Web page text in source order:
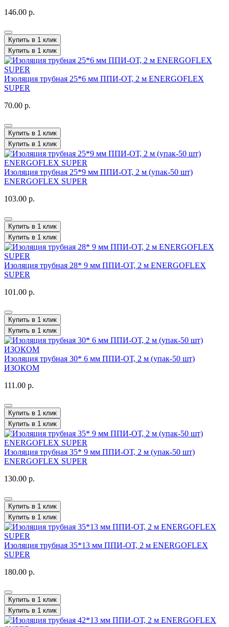
146.00 р.
Купить в 1 клик
Купить в 1 клик
Изоляция трубная 25*6 мм ППИ-ОТ, 2 м ENERGOFLEX
SUPER
70.00 р.
Купить в 1 клик
Купить в 1 клик
Изоляция трубная 25*9 мм ППИ-ОТ, 2 м (упак-50 шт)
ENERGOFLEX SUPER
103.00 р.
Купить в 1 клик
Купить в 1 клик
Изоляция трубная 28* 9 мм ППИ-ОТ, 2 м ENERGOFLEX
SUPER
101.00 р.
Купить в 1 клик
Купить в 1 клик
Изоляция трубная 30* 6 мм ППИ-ОТ, 2 м (упак-50 шт)
ИЗОКОМ
111.00 р.
Купить в 1 клик
Купить в 1 клик
Изоляция трубная 35* 9 мм ППИ-ОТ, 2 м (упак-50 шт)
ENERGOFLEX SUPER
130.00 р.
Купить в 1 клик
Купить в 1 клик
Изоляция трубная 35*13 мм ППИ-ОТ, 2 м ENERGOFLEX
SUPER
180.00 р.
Купить в 1 клик
Купить в 1 клик